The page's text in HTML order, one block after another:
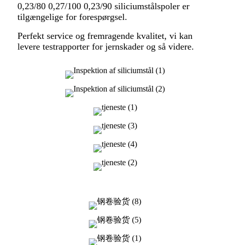
0,23/80 0,27/100 0,23/90 siliciumstålspoler er
tilgængelige for forespørgsel.
Perfekt service og fremragende kvalitet, vi kan
levere testrapporter for jernskader og så videre.